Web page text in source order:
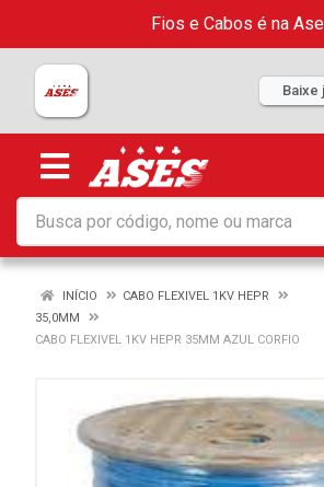
Fios e Cabos é na
Baixe
INÍCIO
CABO FLEXIVEL 1KV HEPR
35,0MM
CABO FLEXIVEL 1KV HEPR 35MM AZUL CORFIO